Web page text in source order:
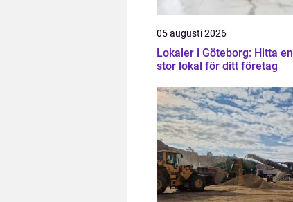
05 augusti 2026
Lokaler i Göteborg: Hitta en
stor lokal för ditt företag